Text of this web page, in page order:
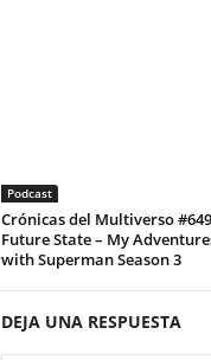
Podcast
Crónicas del Multiverso
Future State – My
with Superman Season 3
DEJA UNA RESPUESTA